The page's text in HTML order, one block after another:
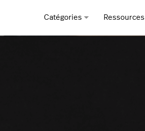
Catégories Ressources